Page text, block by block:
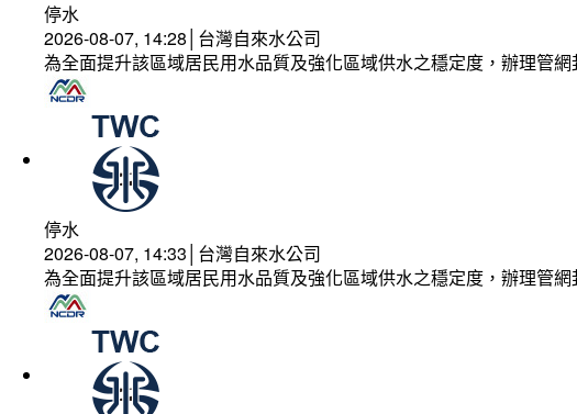
停水
2026-08-07, 14:28│台灣自來水公司
為全面提升該區域居民用水品質及強化區域供水之穩定度，辦理管
停水
2026-08-07, 14:33│台灣自來水公司
為全面提升該區域居民用水品質及強化區域供水之穩定度，辦理管